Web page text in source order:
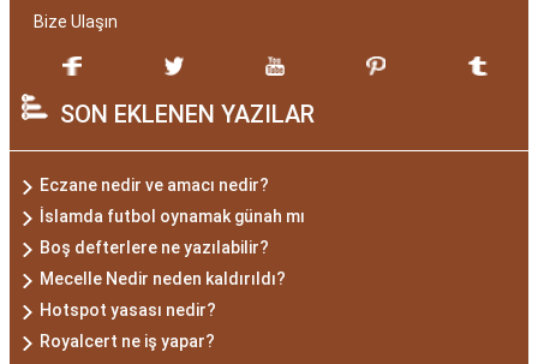
Bize Ulaşın
SON EKLENEN YAZILAR
Eczane nedir ve amacı nedir?
İslamda futbol oynamak günah mı
Boş defterlere ne yazılabilir?
Mecelle Nedir neden kaldırıldı?
Hotspot yasası nedir?
Royalcert ne iş yapar?